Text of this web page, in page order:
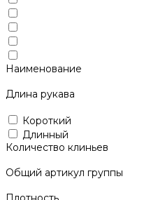
Наименование
Длина рукава
Короткий
Длинный
Количество клиньев
Общий артикул группы